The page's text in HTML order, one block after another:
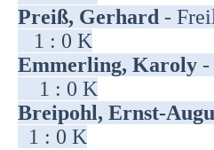
Preiß, Gerhard -
1 : 0 K
Emmerling, Karoly
1 : 0 K
Breipohl, Ernst-
1 : 0 K